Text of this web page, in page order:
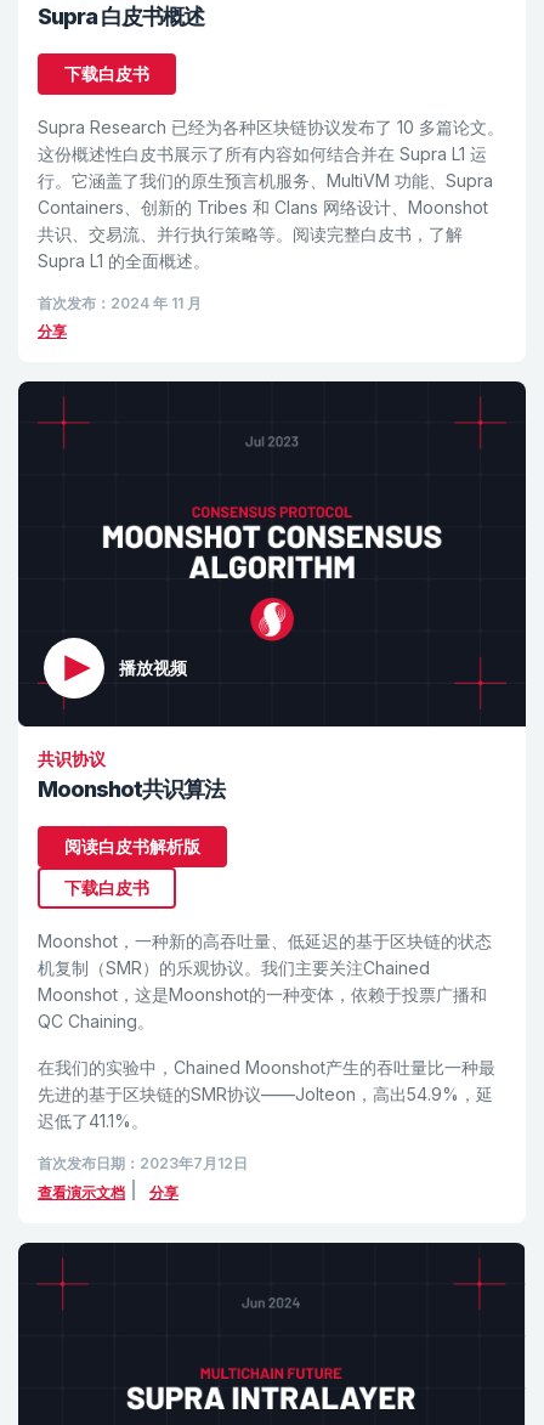
Supra 白皮书概述
下载白皮书
Supra Research 已经为各种区块链协议发布了 10 多篇论文。
这份概述性白皮书展示了所有内容如何结合并在 Supra L1 运
行。它涵盖了我们的原生预言机服务、MultiVM 功能、Supra
Containers、创新的 Tribes 和 Clans 网络设计、Moonshot
共识、交易流、并行执行策略等。阅读完整白皮书，了解
Supra L1 的全面概述。
首次发布：2024 年 11 月
分享
播放视频
共识协议
Moonshot共识算法
阅读白皮书解析版
下载白皮书
Moonshot，一种新的高吞吐量、低延迟的基于区块链的状态
机复制（SMR）的乐观协议。我们主要关注Chained
Moonshot，这是Moonshot的一种变体，依赖于投票广播和
QC Chaining。
在我们的实验中，Chained Moonshot产生的吞吐量比一种最
先进的基于区块链的SMR协议——Jolteon，高出54.9%，延
迟低了41.1%。
首次发布日期：2023年7月12日
查看演示文档
分享